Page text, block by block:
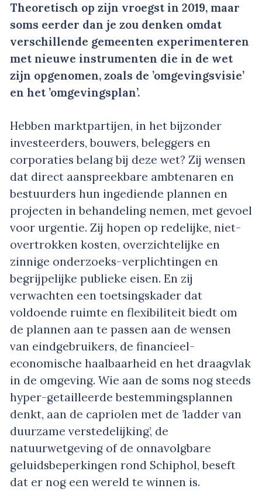
Theoretisch op zijn vroegst in 2019, maar
soms eerder dan je zou denken omdat
verschillende gemeenten experimenteren
met nieuwe instrumenten die in de wet
zijn opgenomen, zoals de ’omgevingsvisie’
en het ’omgevingsplan’.
Hebben marktpartijen, in het bijzonder
investeerders, bouwers, beleggers en
corporaties belang bij deze wet? Zij wensen
dat direct aanspreekbare ambtenaren en
bestuurders hun ingediende plannen en
projecten in behandeling nemen, met gevoel
voor urgentie. Zij hopen op redelijke, niet-
overtrokken kosten, overzichtelijke en
zinnige onderzoeks-verplichtingen en
begrijpelijke publieke eisen. En zij
verwachten een toetsingskader dat
voldoende ruimte en flexibiliteit biedt om
de plannen aan te passen aan de wensen
van eindgebruikers, de financieel-
economische haalbaarheid en het draagvlak
in de omgeving. Wie aan de soms nog steeds
hyper-getailleerde bestemmingsplannen
denkt, aan de capriolen met de ’ladder van
duurzame verstedelijking’, de
natuurwetgeving of de onnavolgbare
geluidsbeperkingen rond Schiphol, beseft
dat er nog een wereld te winnen is.